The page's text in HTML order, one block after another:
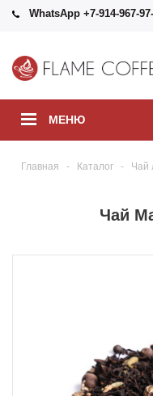
WhatsApp +7-914-967-
МЕНЮ
Главная - Каталог - Чай
Чай